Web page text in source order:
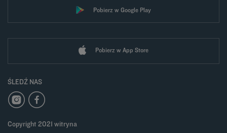
Pobierz w Google Play
Pobierz w App Store
ŚLEDŹ NAS
Copyright 2021 witryna